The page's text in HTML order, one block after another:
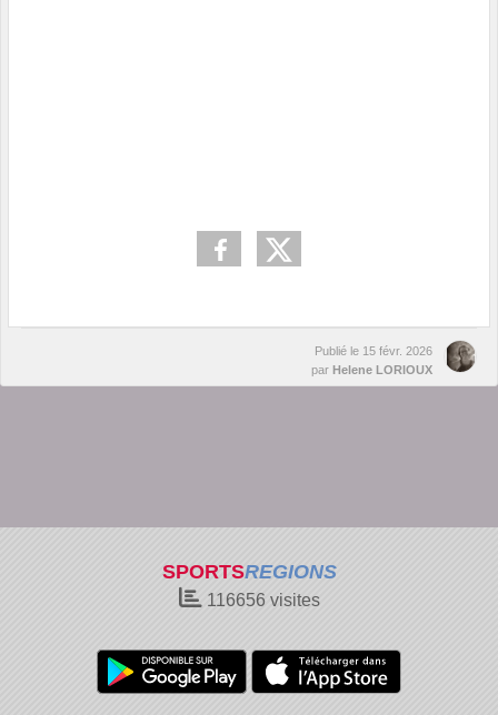
Publié le 15 févr. 2026
par Helene LORIOUX
SPORTSREGIONS
116656 visites